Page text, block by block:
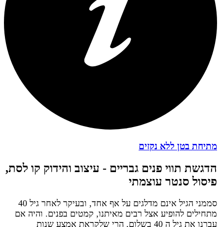
מתיחת בטן ללא נקזים
הדגשת תווי פנים גבריים - עיצוב והידוק קו לסת,
פיסול סנטר עוצמתי
סממני הגיל אינם מדלגים על אף אחד, ובעיקר לאחר גיל 40
מתחילים להופיע אצל רבים מאיתנו, קמטים בפנים. והיה אם
עברנו את גיל ה 40 בשלום, הרי שלקראת אמצע שנות